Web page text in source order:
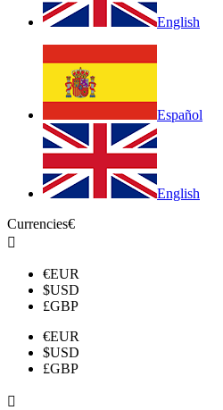
English
Español
English
Currencies€

€EUR
$USD
£GBP
€EUR
$USD
£GBP
